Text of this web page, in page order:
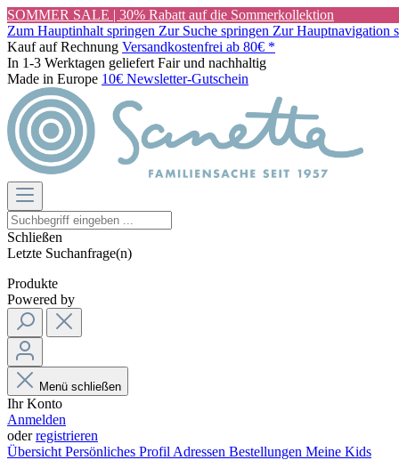
SOMMER SALE | 30% Rabatt auf die Sommerkollektion
Zum Hauptinhalt springen Zur Suche springen Zur Hauptnavigation
Kauf auf Rechnung Versandkostenfrei ab 80€ *
In 1-3 Werktagen geliefert Fair und nachhaltig
Made in Europe 10€ Newsletter-Gutschein
Schließen
Letzte Suchanfrage(n)
Produkte
Powered by
Menü schließen
Ihr Konto
Anmelden
oderregistrieren
Übersicht Persönliches Profil Adressen Bestellungen Meine Kids